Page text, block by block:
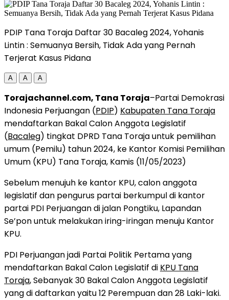
PDIP Tana Toraja Daftar 30 Bacaleg 2024, Yohanis
Lintin : Semuanya Bersih, Tidak Ada yang Pernah
Terjerat Kasus Pidana
A A A
Torajachannel.com, Tana Toraja–Partai Demokrasi
Indonesia Perjuangan (PDIP) Kabupaten Tana Toraja
mendaftarkan Bakal Calon Anggota Legislatif
(Bacaleg) tingkat DPRD Tana Toraja untuk pemilihan
umum (Pemilu) tahun 2024, ke Kantor Komisi Pemilihan
Umum (KPU) Tana Toraja, Kamis (11/05/2023)
Sebelum menujuh ke kantor KPU, calon anggota
legislatif dan pengurus partai berkumpul di kantor
partai PDI Perjuangan di jalan Pongtiku, Lapandan
Se’pon untuk melakukan iring-iringan menuju Kantor
KPU.
PDI Perjuangan jadi Partai Politik Pertama yang
mendaftarkan Bakal Calon Legislatif di KPU Tana
Toraja, Sebanyak 30 Bakal Calon Anggota Legislatif
yang di daftarkan yaitu 12 Perempuan dan 28 Laki-laki.